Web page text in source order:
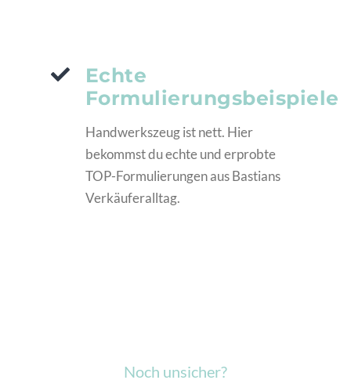
Echte
Formulierungsbeispiele
Handwerkszeug ist nett. Hier
bekommst du echte und erprobte
TOP-Formulierungen aus Bastians
Verkäuferalltag.
Noch unsicher?